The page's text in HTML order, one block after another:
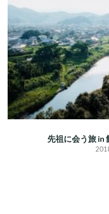
先祖に会う旅 in